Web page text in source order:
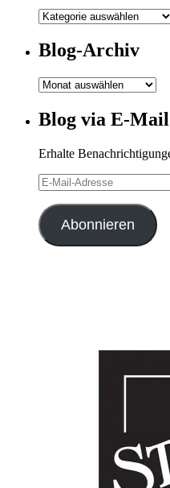
Meine
Blog-Archiv
Blog-
Blog via E-
Erhalte
E-
Mail-
Adresse
Abonnieren